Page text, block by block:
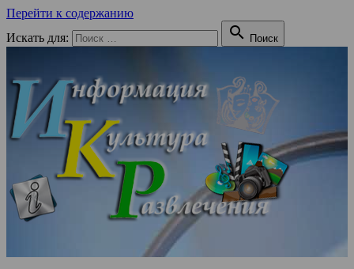
Перейти к содержанию
Искать для:
 Поиск